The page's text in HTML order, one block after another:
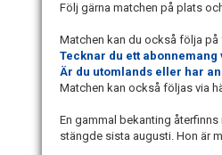
Följ gärna matchen på plats
Matchen kan du också följa på
Tecknar du ett
Är du utomlands eller har
Matchen kan också följas via
En gammal bekanting
stängde sista augusti. Hon är